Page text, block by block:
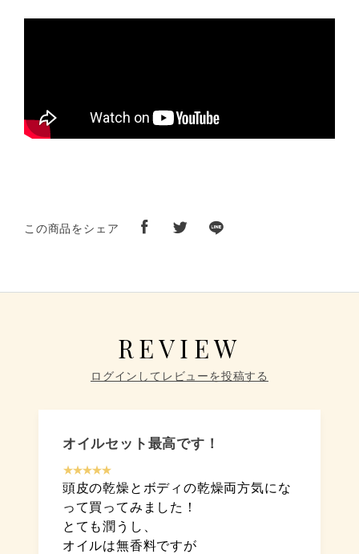
この商品をシェア
REVIEW
ログインしてレビューを投稿する
オイルセット最高です！
★★★★★
頭皮の乾燥とボディの乾燥両方気にな
って買ってみました！
とても潤うし、
オイルは無香料ですが